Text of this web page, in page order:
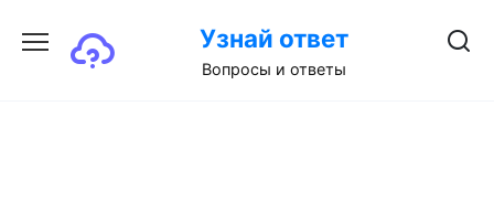
содержанию
Узнай ответ
Вопросы и ответы